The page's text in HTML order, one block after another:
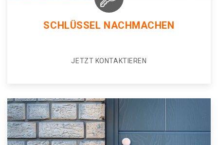
SCHLÜSSEL NACHMACHEN
JETZT KONTAKTIEREN